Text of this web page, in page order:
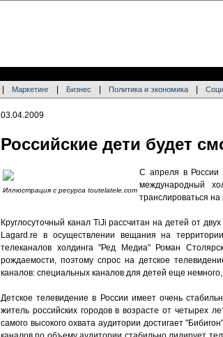
Маркетинг Бизнес Политика и экономика
03.04.2009
Российские дети будет
Иллюстрация с ресурса toutelatele.com
С апреля в России
международный
транслироваться на
Круглосуточный канал TiJi рассчитан на детей от
Lagard.re в осуществлении вещания на
телеканалов холдинга "Ред Медиа" Роман
рождаемости, поэтому спрос на детское
каналов: специальных каналов для детей еще
Детское телевидение в России имеет очень
житель российских городов в возрасте от четырех
самого высокого охвата аудитории достигает